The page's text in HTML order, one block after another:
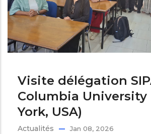
Visite délégation
Columbia University
York, USA)
Actualités Jan 08, 2026